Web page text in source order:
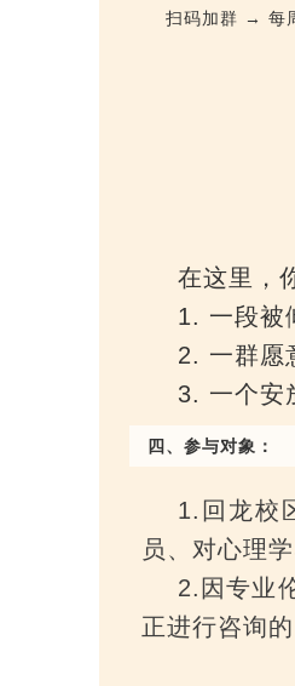
扫码加群 → 每
在这里，
1. 一段被
2. 一群愿
3. 一个安
四、参与对象：
1.回龙校
员、对心理
2.因专业
正进行咨询